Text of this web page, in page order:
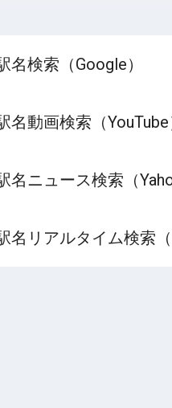
名検索（Google）
名動画検索（YouTube
名ニュース検索（
名リアルタイム検索（